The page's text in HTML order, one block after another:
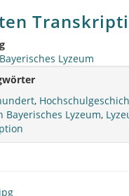
Lyzeum
,
Bayerisches Lyzeum,